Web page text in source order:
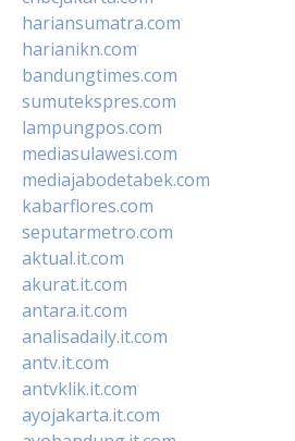
hariansumatra.com
harianikn.com
bandungtimes.com
sumutekspres.com
lampungpos.com
mediasulawesi.com
mediajabodetabek.com
kabarflores.com
seputarmetro.com
aktual.it.com
akurat.it.com
antara.it.com
analisadaily.it.com
antv.it.com
antvklik.it.com
ayojakarta.it.com